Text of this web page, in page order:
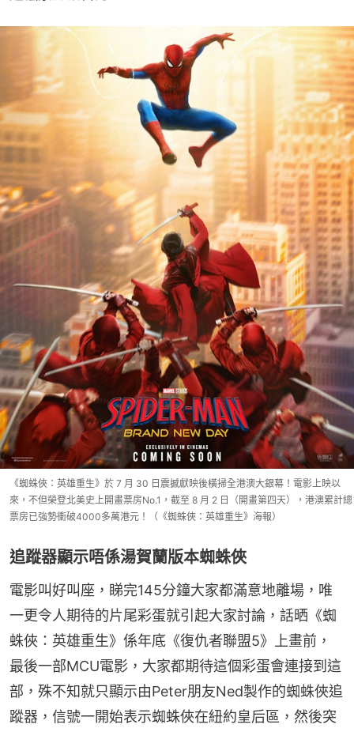
《蜘蛛俠：英雄重生》於 7 月 30 日震撼獻映後橫掃全港澳大銀幕！電影上映以
來，不但榮登北美史上開畫票房No.1，截至 8 月 2 日（開畫第四天），港澳累計總
票房已強勢衝破4000多萬港元！（《蜘蛛俠：英雄重生》海報）
追蹤器顯示唔係湯賀蘭版本蜘蛛俠
電影叫好叫座，睇完145分鐘大家都滿意地離場，唯
一更令人期待的片尾彩蛋就引起大家討論，話晒《蜘
蛛俠：英雄重生》係年底《復仇者聯盟5》上畫前，
最後一部MCU電影，大家都期待這個彩蛋會連接到這
部，殊不知就只顯示由Peter朋友Ned製作的蜘蛛俠追
蹤器，信號一開始表示蜘蛛俠在紐約皇后區，然後突